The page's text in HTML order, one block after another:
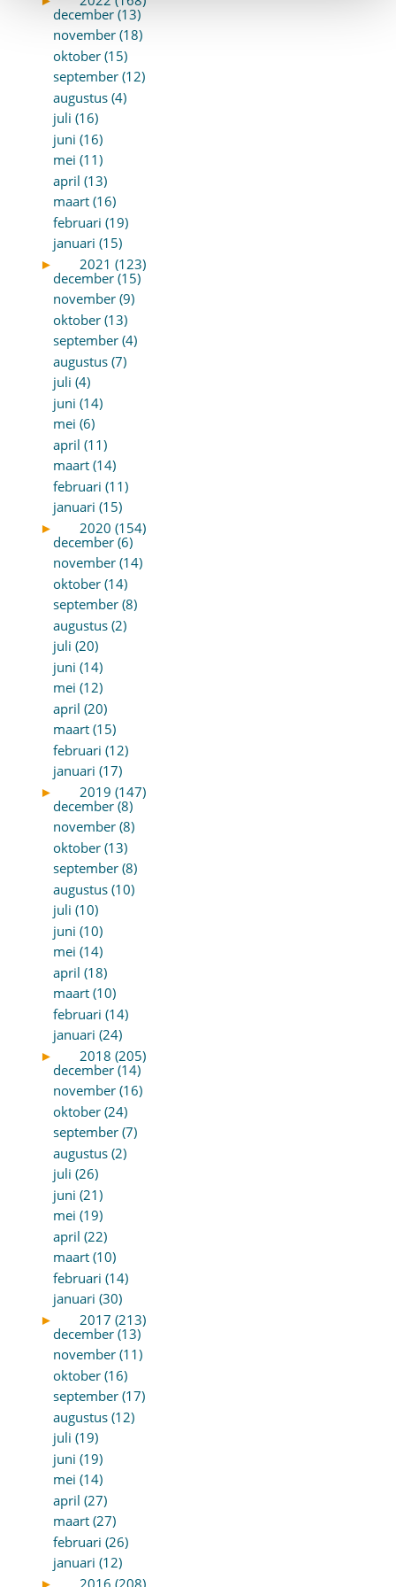
december (13)
november (18)
oktober (15)
september (12)
augustus (4)
juli (16)
juni (16)
mei (11)
april (13)
maart (16)
februari (19)
januari (15)
►
2021 (123)
december (15)
november (9)
oktober (13)
september (4)
augustus (7)
juli (4)
juni (14)
mei (6)
april (11)
maart (14)
februari (11)
januari (15)
►
2020 (154)
december (6)
november (14)
oktober (14)
september (8)
augustus (2)
juli (20)
juni (14)
mei (12)
april (20)
maart (15)
februari (12)
januari (17)
►
2019 (147)
december (8)
november (8)
oktober (13)
september (8)
augustus (10)
juli (10)
juni (10)
mei (14)
april (18)
maart (10)
februari (14)
januari (24)
►
2018 (205)
december (14)
november (16)
oktober (24)
september (7)
augustus (2)
juli (26)
juni (21)
mei (19)
april (22)
maart (10)
februari (14)
januari (30)
►
2017 (213)
december (13)
november (11)
oktober (16)
september (17)
augustus (12)
juli (19)
juni (19)
mei (14)
april (27)
maart (27)
februari (26)
januari (12)
►
2016 (208)